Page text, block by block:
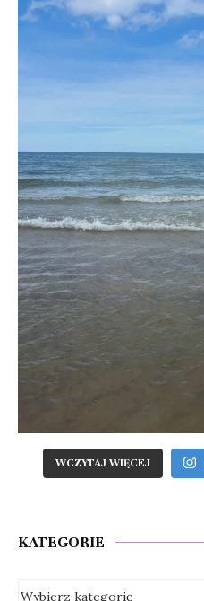
WCZYTAJ WIĘCEJ
KATEGORIE